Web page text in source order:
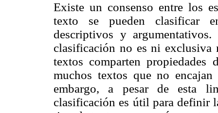
Existe un consenso entre los
texto se pueden clasificar
descriptivos y
clasificación no es ni exclusiva
textos comparten
muchos textos que no
embargo, a pesar de esta
clasificación es útil para definir